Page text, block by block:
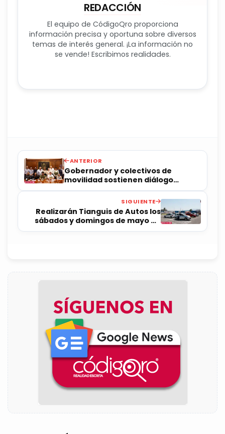
REDACCIÓN
El equipo de CódigoQro proporciona
información precisa y oportuna sobre diversos
temas de interés general. ¡La información no
se vende! Escribimos realidades.
ANTERIOR
Gobernador y colectivos de
movilidad sostienen diálogo
ciudadano
SIGUIENTE
Realizarán Tianguis de Autos los
sábados y domingos de mayo en
SJR